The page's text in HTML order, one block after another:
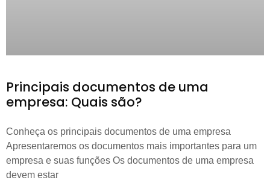
Principais documentos de uma
empresa: Quais são?
Conheça os principais documentos de uma empresa
Apresentaremos os documentos mais importantes para um
empresa e suas funções Os documentos de uma empresa
devem estar